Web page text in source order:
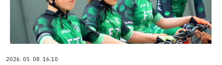
2026. 05. 08. 16:10